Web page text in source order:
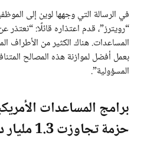
في الرسالة التي وجهها لوين إلى
“رويترز”، قدم اعتذاره قائلًا: “نعتذر
المساعدات. هناك الكثير من الأطراف
بعمل أفضل لموازنة هذه المصالح
المسؤولية”.
برامج المساعدات
حزمة تجاوزت 1.3 مليار دولار